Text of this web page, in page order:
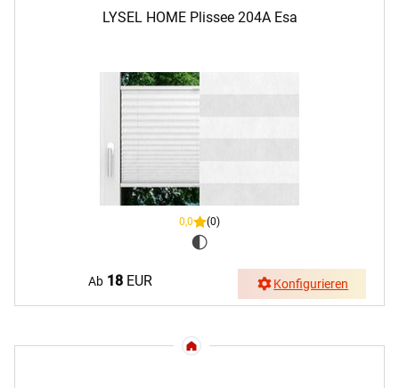
LYSEL HOME Plissee 204A Esa
0,0 (0)
Ab 18 EUR Konfigurieren